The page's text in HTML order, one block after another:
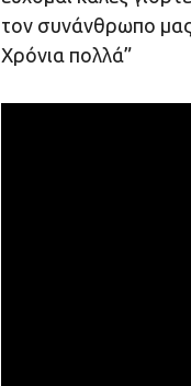
τον συνάνθρωπο
Χρόνια πολλά”